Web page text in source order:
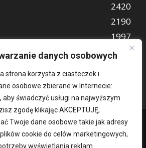
danych osobowych
strona korzysta z ciasteczek i
osobowe zbierane w Internecie:
aby świadczyć usługi na najwyższym
zgodę klikając AKCEPTUJĘ,
Twoje dane osobowe takie jak adresy
cookie do celów marketingowych,
wyświetlania reklam
2420
2190
1997
849